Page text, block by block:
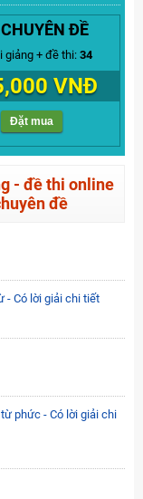
ĐỀ
giảng + đề thi: 34
VNĐ
Đặt mua
- đề thi online
đề
- Có lời giải chi tiết
phức - Có lời giải chi